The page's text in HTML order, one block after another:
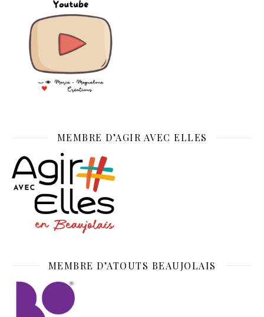
MEMBRE D’AGIR AVEC ELLES
MEMBRE D’ATOUTS BEAUJOLAIS